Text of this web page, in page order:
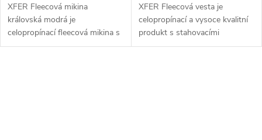
XFER Fleecová mikina
královská modrá je
celopropínací fleecová mikina s
výbornou kvalitou zpracování.
XFER Fleecová vesta je
celopropínací a vysoce kvalitní
produkt s stahovacími
šňůrkami na spodním okraji a 2